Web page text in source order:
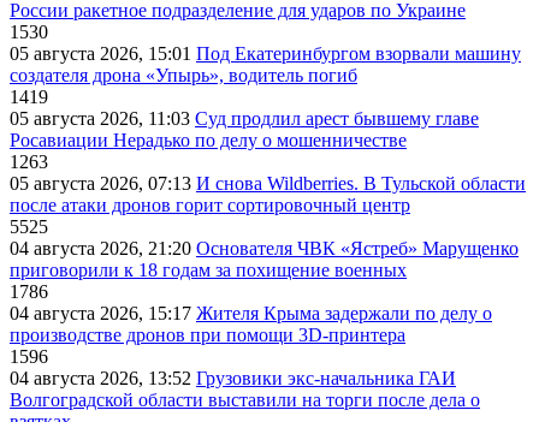
России ракетное подразделение для ударов по Украине
1530
05 августа 2026, 15:01 Под Екатеринбургом взорвали машину
создателя дрона «Упырь», водитель погиб
1419
05 августа 2026, 11:03 Суд продлил арест бывшему главе
Росавиации Нерадько по делу о мошенничестве
1263
05 августа 2026, 07:13 И снова Wildberries. В Тульской области
после атаки дронов горит сортировочный центр
5525
04 августа 2026, 21:20 Основателя ЧВК «Ястреб» Марущенко
приговорили к 18 годам за похищение военных
1786
04 августа 2026, 15:17 Жителя Крыма задержали по делу о
производстве дронов при помощи 3D‑принтера
1596
04 августа 2026, 13:52 Грузовики экс-начальника ГАИ
Волгоградской области выставили на торги после дела о